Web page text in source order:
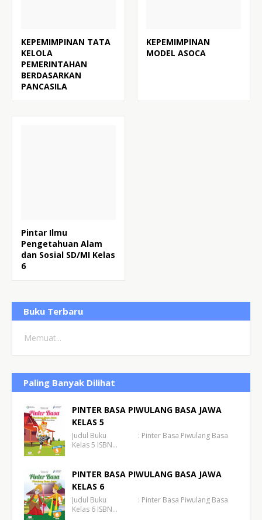
KEPEMIMPINAN TATA
KELOLA
PEMERINTAHAN
BERDASARKAN
PANCASILA
KEPEMIMPINAN
MODEL ASOCA
Pintar Ilmu
Pengetahuan Alam
dan Sosial SD/MI Kelas
6
Buku Terbaru
Memuat...
Paling Banyak Dilihat
PINTER BASA PIWULANG BASA JAWA
KELAS 5
Judul Buku : Pinter Basa Piwulang Basa
Kelas 5 ISBN…
PINTER BASA PIWULANG BASA JAWA
KELAS 6
Judul Buku : Pinter Basa Piwulang Basa
Kelas 6 ISBN…